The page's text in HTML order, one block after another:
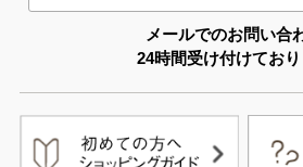
メールでのお問い合
24時間受け付けており